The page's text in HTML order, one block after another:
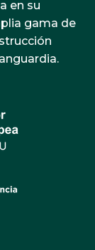
en su
gama de